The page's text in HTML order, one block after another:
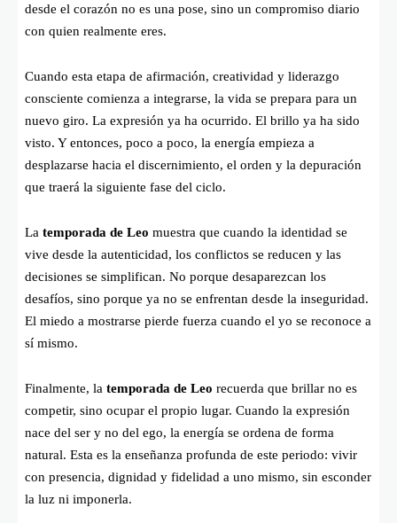
desde el corazón no es una pose, sino un compromiso diario
con quien realmente eres.
Cuando esta etapa de afirmación, creatividad y liderazgo
consciente comienza a integrarse, la vida se prepara para un
nuevo giro. La expresión ya ha ocurrido. El brillo ya ha sido
visto. Y entonces, poco a poco, la energía empieza a
desplazarse hacia el discernimiento, el orden y la depuración
que traerá la siguiente fase del ciclo.
La temporada de Leo muestra que cuando la identidad se
vive desde la autenticidad, los conflictos se reducen y las
decisiones se simplifican. No porque desaparezcan los
desafíos, sino porque ya no se enfrentan desde la inseguridad.
El miedo a mostrarse pierde fuerza cuando el yo se reconoce a
sí mismo.
Finalmente, la temporada de Leo recuerda que brillar no es
competir, sino ocupar el propio lugar. Cuando la expresión
nace del ser y no del ego, la energía se ordena de forma
natural. Esta es la enseñanza profunda de este periodo: vivir
con presencia, dignidad y fidelidad a uno mismo, sin esconder
la luz ni imponerla.